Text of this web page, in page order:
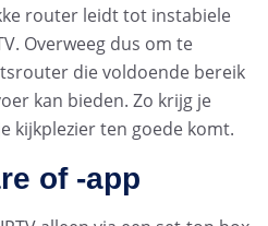
router leidt tot instabiele
Overweeg dus om te
die voldoende bereik
kan bieden. Zo krijg je
kijkplezier ten goede komt.
of -app